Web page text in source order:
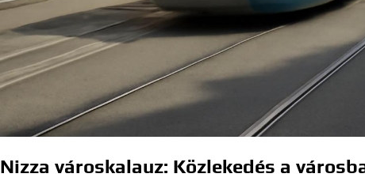
Nizza városkalauz: Közlekedés a